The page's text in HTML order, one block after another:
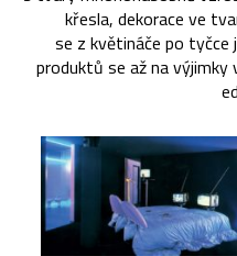
křesla, dekorace ve
se z květináče po
produktů se až na